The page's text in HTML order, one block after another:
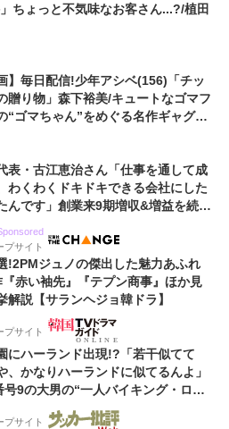
ちょっと不気味なお客さん...?/植田
】毎日配信!少年アシベ(156)「チッ
贈り物」森下裕美/キュートなゴマフ
“ゴマちゃん”をめぐる名作ギャグ4
表・古江恵治さん「仕事を通して成
わくわくドキドキできる会社にした
んです」創業来9期増収&増益を続け
プサイト
!2PMジュノの傑出した魅力あふれ
赤い袖先』『テプン商事』ほか見
解説【サランヘジョ韓ドラ】
プサイト
にハーランド出現!?「若干似てて
、かなりハーランドに似てるんよ」
号9の大男の“一人バイキング・ロ
話題!「元気をもらった」
プサイト